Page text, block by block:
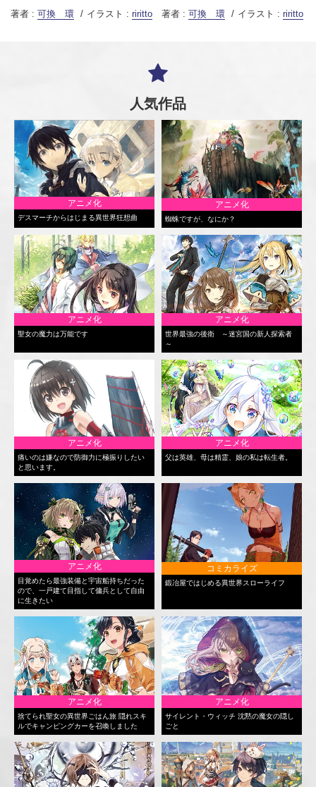
著者 : 可換 環 イラスト : riritto 著者 : 可換 環 イラスト : riritto
人気作品
アニメ化
デスマーチからはじまる異世界狂想曲
アニメ化
蜘蛛ですが、なにか？
アニメ化
聖女の魔力は万能です
アニメ化
世界最強の後衛 ～迷宮国の新人探索者
～
アニメ化
痛いのは嫌なので防御力に極振りしたい
と思います。
アニメ化
父は英雄、母は精霊、娘の私は転生者。
アニメ化
目覚めたら最強装備と宇宙船持ちだった
ので、一戸建て目指して傭兵として自由
に生きたい
コミカライズ
鍛冶屋ではじめる異世界スローライフ
アニメ化
捨てられ聖女の異世界ごはん旅 隠れスキ
ルでキャンピングカーを召喚しました
アニメ化
サイレント・ウィッチ 沈黙の魔女の隠し
ごと